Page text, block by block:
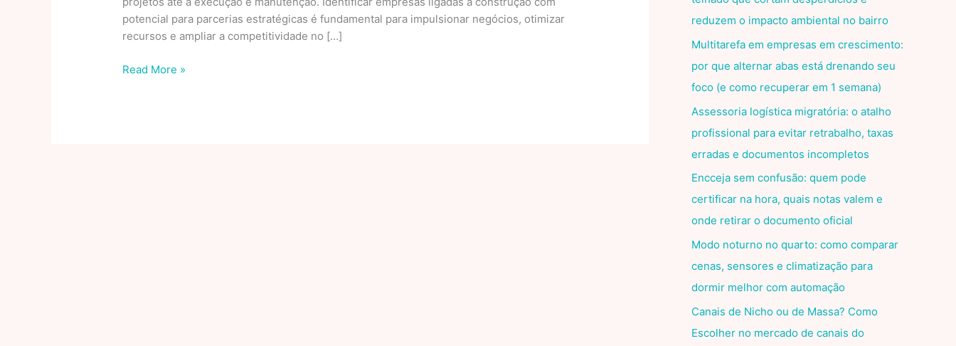
potencial para parcerias estratégicas é fundamental para impulsionar negócios, otimizar
recursos e ampliar a competitividade no […]
Empresas
Read More »
reduzem o impacto ambiental no bairro
Multitarefa em empresas em crescimento:
por que alternar abas está drenando seu
foco (e como recuperar em 1 semana)
Assessoria logística migratória: o atalho
profissional para evitar retrabalho, taxas
erradas e documentos incompletos
Encceja sem confusão: quem pode
certificar na hora, quais notas valem e
onde retirar o documento oficial
Modo noturno no quarto: como comparar
cenas, sensores e climatização para
dormir melhor com automação
Canais de Nicho ou de Massa? Como
Escolher no mercado de canais do